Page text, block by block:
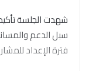
شهدت الجلسة
سبل الدعم
فترة الإعداد